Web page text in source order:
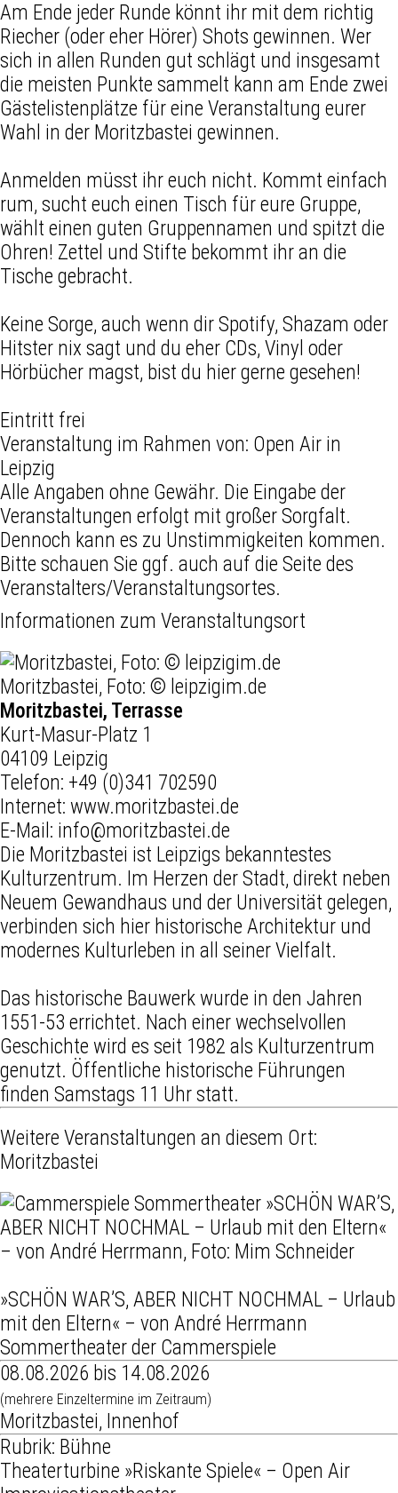
Am Ende jeder Runde könnt ihr mit dem richtig
Riecher (oder eher Hörer) Shots gewinnen. Wer
sich in allen Runden gut schlägt und insgesamt
die meisten Punkte sammelt kann am Ende zwei
Gästelistenplätze für eine Veranstaltung eurer
Wahl in der Moritzbastei gewinnen.
Anmelden müsst ihr euch nicht. Kommt einfach
rum, sucht euch einen Tisch für eure Gruppe,
wählt einen guten Gruppennamen und spitzt die
Ohren! Zettel und Stifte bekommt ihr an die
Tische gebracht.
Keine Sorge, auch wenn dir Spotify, Shazam oder
Hitster nix sagt und du eher CDs, Vinyl oder
Hörbücher magst, bist du hier gerne gesehen!
Eintritt frei
Veranstaltung im Rahmen von: Open Air in
Leipzig
Alle Angaben ohne Gewähr. Die Eingabe der
Veranstaltungen erfolgt mit großer Sorgfalt.
Dennoch kann es zu Unstimmigkeiten kommen.
Bitte schauen Sie ggf. auch auf die Seite des
Veranstalters/Veranstaltungsortes.
Informationen zum Veranstaltungsort
Moritzbastei, Foto: © leipzigim.de
Moritzbastei, Terrasse
Kurt-Masur-Platz 1
04109 Leipzig
Telefon: +49 (0)341 702590
Internet: www.moritzbastei.de
E-Mail: info@moritzbastei.de
Die Moritzbastei ist Leipzigs bekanntestes
Kulturzentrum. Im Herzen der Stadt, direkt neben
Neuem Gewandhaus und der Universität gelegen,
verbinden sich hier historische Architektur und
modernes Kulturleben in all seiner Vielfalt.
Das historische Bauwerk wurde in den Jahren
1551-53 errichtet. Nach einer wechselvollen
Geschichte wird es seit 1982 als Kulturzentrum
genutzt. Öffentliche historische Führungen
finden Samstags 11 Uhr statt.
Weitere Veranstaltungen an diesem Ort:
Moritzbastei
»SCHÖN WAR’S, ABER NICHT NOCHMAL – Urlaub
mit den Eltern« – von André Herrmann
Sommertheater der Cammerspiele
08.08.2026 bis 14.08.2026
(mehrere Einzeltermine im Zeitraum)
Moritzbastei, Innenhof
Rubrik: Bühne
Theaterturbine »Riskante Spiele« – Open Air